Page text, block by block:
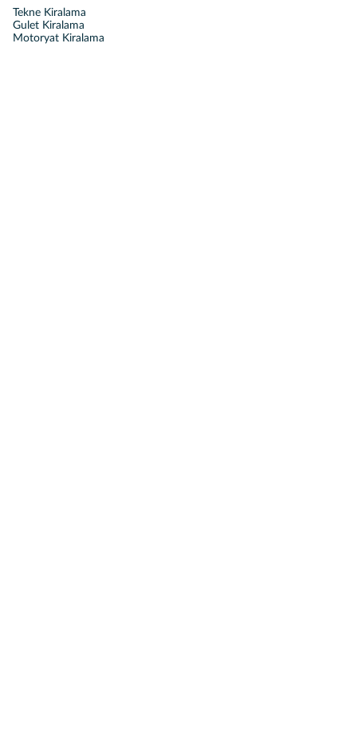
Tekne Kiralama
Gulet Kiralama
Motoryat Kiralama